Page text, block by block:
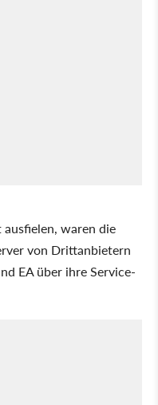
waren die
von Drittanbietern
EA über ihre Service-